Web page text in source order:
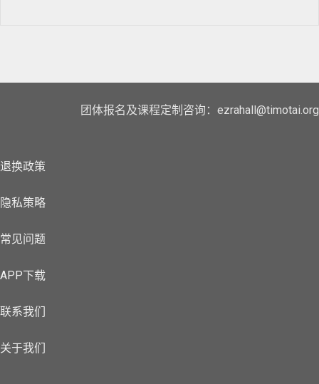
团体报名及课程定制咨询：ezrahall@timotai.org
退换政策
隐私策略
常见问题
APP下载
联系我们
关于我们